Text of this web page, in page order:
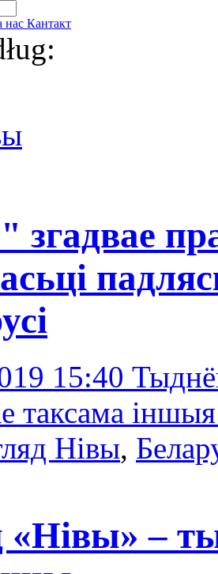
нас Кантакт
згадвае
15:40
таксама
Нівы,
–